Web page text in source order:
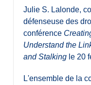
Julie S. Lalonde,
défenseuse des
conférence
Understand the
and Stalkingle 20
L'ensemble de la